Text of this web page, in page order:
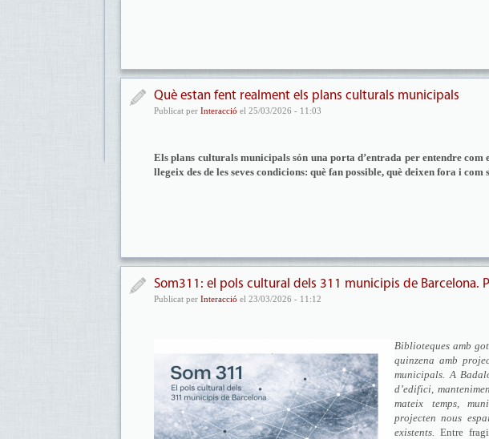
Què estan fent realment els plans culturals municipals
Publicat per Interacció el 25/03/2026 - 11:03
Els plans culturals municipals són una porta d’entrada per entendre
llegeix des de les seves condicions: què fan possible, què deixen fora i
Som311: el pols cultural dels 311 municipis de Barcelona.
Publicat per Interacció el 23/03/2026 - 11:12
Biblioteques amb
quinzena amb
municipals. A
d’edifici,
mateix temps,
projecten nous
existents.Entre